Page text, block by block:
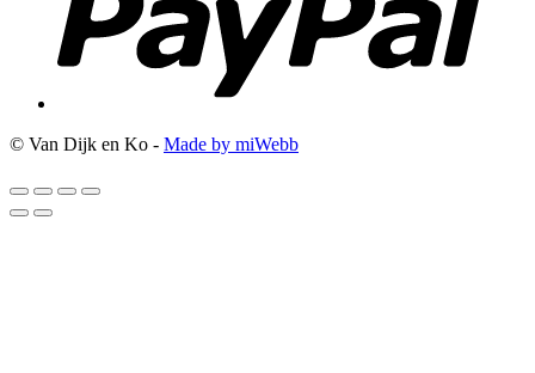
© Van Dijk en Ko - Made by miWebb